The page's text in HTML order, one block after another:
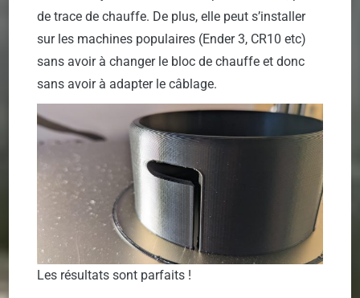
de trace de chauffe. De plus, elle peut s’installer
sur les machines populaires (Ender 3, CR10 etc)
sans avoir à changer le bloc de chauffe et donc
sans avoir à adapter le câblage.
Les résultats sont parfaits !